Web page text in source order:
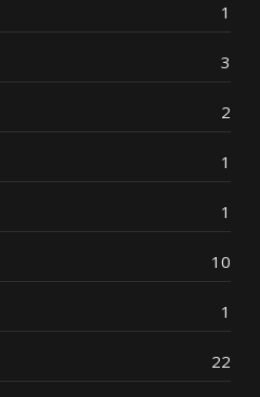
1
3
2
1
1
10
1
22